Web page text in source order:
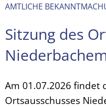
AMTLICHE
Sitzung des
Am 01.07.2026 findet
Ortsausschusses